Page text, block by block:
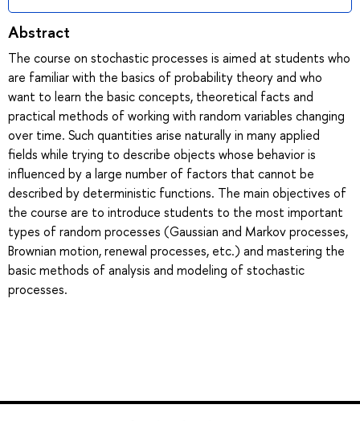
Abstract
The course on stochastic processes is aimed at students who
are familiar with the basics of probability theory and who
want to learn the basic concepts, theoretical facts and
practical methods of working with random variables changing
over time. Such quantities arise naturally in many applied
fields while trying to describe objects whose behavior is
influenced by a large number of factors that cannot be
described by deterministic functions. The main objectives of
the course are to introduce students to the most important
types of random processes (Gaussian and Markov processes,
Brownian motion, renewal processes, etc.) and mastering the
basic methods of analysis and modeling of stochastic
processes.